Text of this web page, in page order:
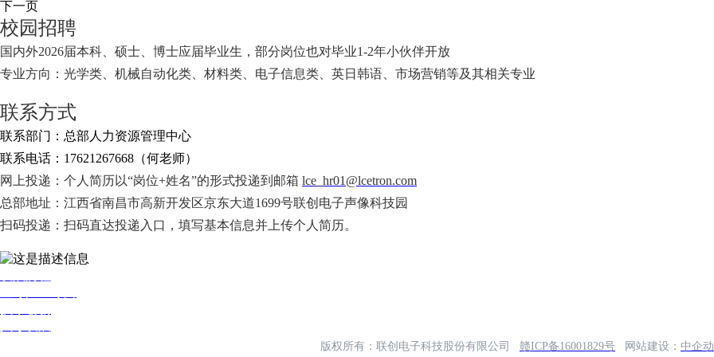
下一页
校园招聘
国内外2026届本科、硕士、博士应届毕业生，部分岗位也对毕业1-2年小伙伴开放
专业方向：光学类、机械自动化类、材料类、电子信息类、英日韩语、市场营销等及其相关专业
联系方式
联系部门：总部人力资源管理中心
联系电话：17621267668（何老师）
网上投递：个人简历以“岗位+姓名”的形式投递到邮箱 lce_hr01@lcetron.com
总部地址：江西省南昌市高新开发区京东大道1699号联创电子声像科技园
扫码投递：扫码直达投递入口，填写基本信息并上传个人简历。
版权所有：联创电子科技股份有限公司 赣ICP备16001829号 网站建设： 中企